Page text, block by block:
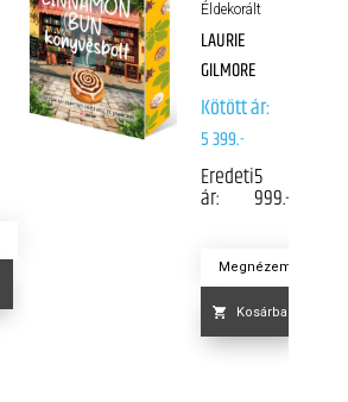
Éldekorált
LAURIE
GILMORE
Kötött ár:
5 399.-
Eredeti
ár:
5
999.-
Megnézem
Kosárba